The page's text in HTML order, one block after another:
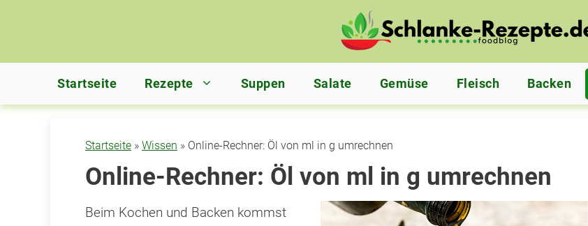
Startseite Rezepte Suppen Salate Gemüse Fleisch Backen
Startseite » Wissen » Online-Rechner: Öl von ml in g umrechnen
Online-Rechner: Öl von ml in g umrechnen
Beim Kochen und Backen kommst